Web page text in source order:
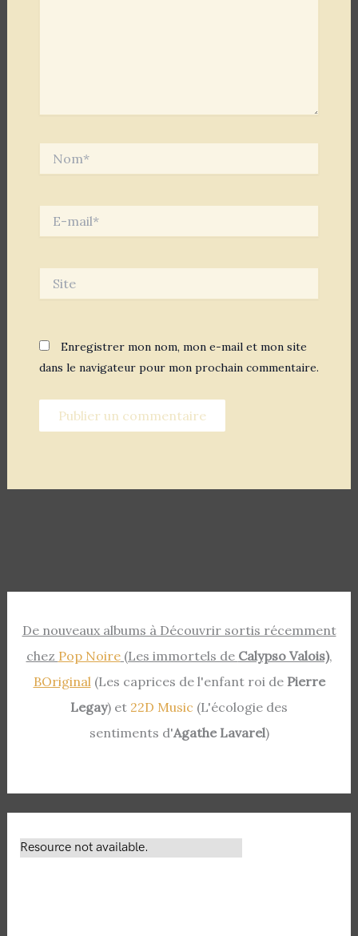
mail*
Enregistrer mon nom, mon e-mail et mon site
dans le navigateur pour mon prochain commentaire.
De nouveaux albums à Découvrir sortis récemment
chez Pop Noire(Les immortels de Calypso Valois),
BOriginal (Les caprices de l'enfant roi de Pierre
Legay) et 22D Music (L'écologie des
sentiments d'Agathe Lavarel)